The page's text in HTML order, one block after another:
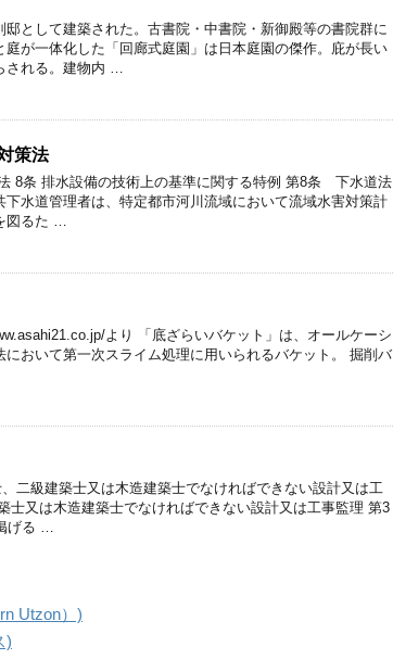
として建築された。古書院・中書院・新御殿等の書院群に
庭が一体化した「回廊式庭園」は日本庭園の傑作。庇が長い
される。建物内 …
策法
8条 排水設備の技術上の基準に関する特例 第8条 下水道法
水道管理者は、特定都市河川流域において流域水害対策計
図るた …
より 「底ざらいバケット」は、オールケーシ
において第一次スライム処理に用いられるバケット。 掘削バ
二級建築士又は木造建築士でなければできない設計又は工
士又は木造建築士でなければできない設計又は工事監理 第3
げる …
Utzon）)
)